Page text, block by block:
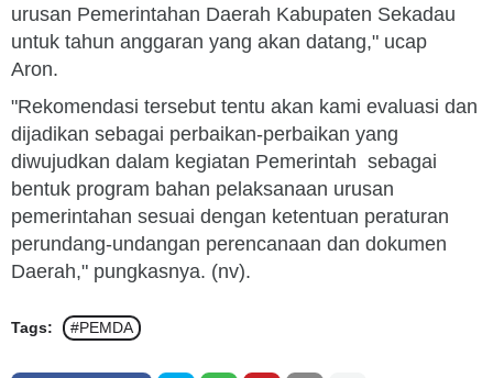
urusan Pemerintahan Daerah Kabupaten Sekadau
untuk tahun anggaran yang akan datang," ucap
Aron.
"Rekomendasi tersebut tentu akan kami evaluasi dan
dijadikan sebagai perbaikan-perbaikan yang
diwujudkan dalam kegiatan Pemerintah sebagai
bentuk program bahan pelaksanaan urusan
pemerintahan sesuai dengan ketentuan peraturan
perundang-undangan perencanaan dan dokumen
Daerah," pungkasnya. (nv).
Tags: #PEMDA